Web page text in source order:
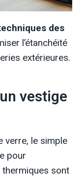
des
l’étanchéité
extérieures.
vestige
verre, le simple
pour
thermiques sont